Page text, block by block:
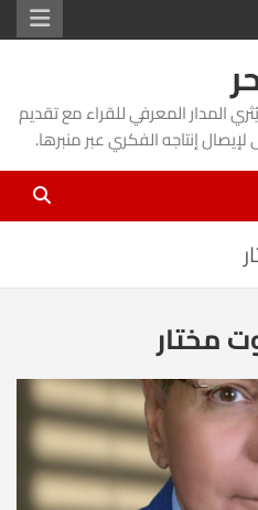
المدار المعرفي للقراء مع تقديم
إنتاجه الفكري عبر منبرها.
مختار